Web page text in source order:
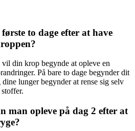
to dage efter at have
din krop begynde at opleve en
På bare to dage begynder dit
lunger begynder at rense sig selv
man opleve på dag 2 efter at